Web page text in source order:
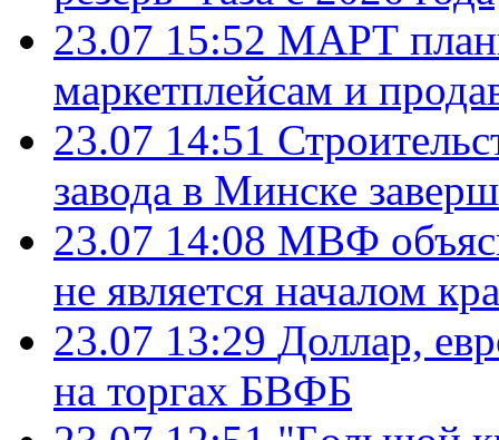
23.07 15:52 МАРТ
маркетплейсам и
23.07 14:51
завода в Минске
23.07 14:08 МВФ
не является началом
23.07 13:29 Доллар,
на торгах БВФБ